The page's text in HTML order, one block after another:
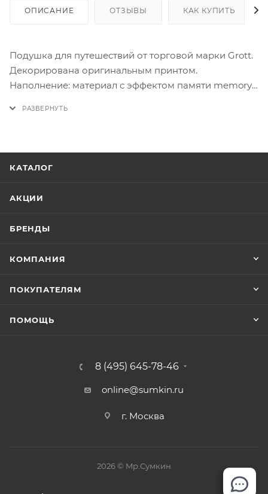
ОПИСАНИЕ ОТЗЫВЫ КАК КУПИТЬ
Подушка для путешествий от торговой марки Grott.
Декорирована оригинальным принтом.
Наполнение: материал с эффектом памяти memory
загрязнения протирают влажной губкой с мыльным
Машинная стирка и сушка запрещены.
КАТАЛОГ
АКЦИИ
БРЕНДЫ
КОМПАНИЯ
ПОКУПАТЕЛЯМ
ПОМОЩЬ
8 (495) 645-78-46
online@sumkin.ru
г. Москва
2026 © Mр.Сумкин